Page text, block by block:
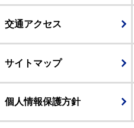
交通アクセス
サイトマップ
個人情報保護方針